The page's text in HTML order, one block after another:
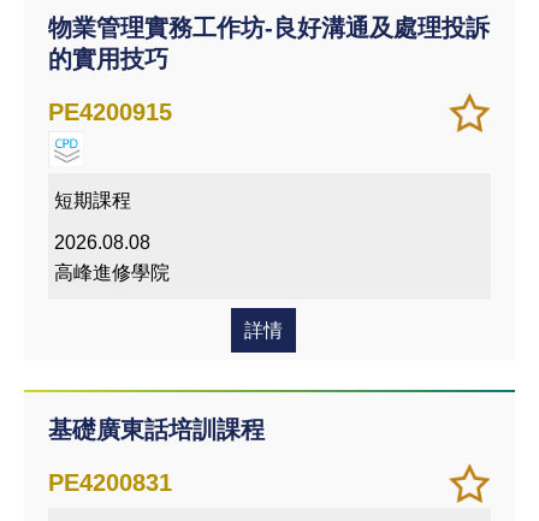
物業管理實務工作坊-良好溝通及處理投訴
的實用技巧
加
入/
儲存
課程
PE4200915
短期課程
2026.08.08
高峰進修學院
詳情
基礎廣東話培訓課程
加
入/
儲存
課程
PE4200831